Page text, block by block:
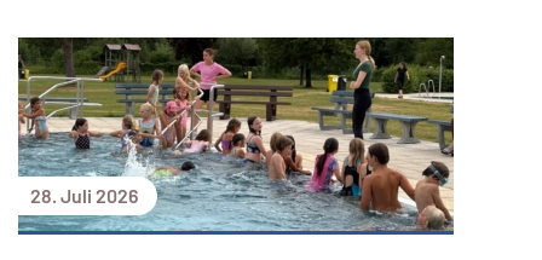
28. Juli 2026